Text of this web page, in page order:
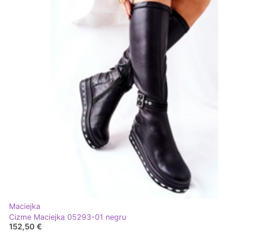
Maciejka
Cizme Maciejka 05293-01 negru
152,50 €